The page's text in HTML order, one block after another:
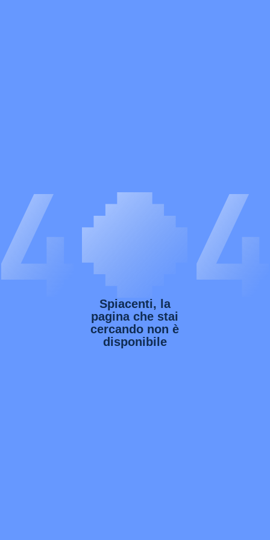
Spiacenti, la
pagina che stai
cercando non è
disponibile